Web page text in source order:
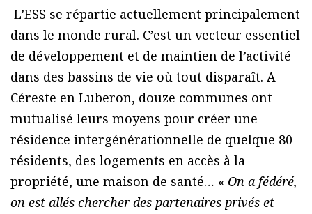
L’ESS se répartie actuellement principalement
dans le monde rural. C’est un vecteur essentiel
de développement et de maintien de l’activité
dans des bassins de vie où tout disparaît. A
Céreste en Luberon, douze communes ont
mutualisé leurs moyens pour créer une
résidence intergénérationnelle de quelque 80
résidents, des logements en accès à la
propriété, une maison de santé… « On a fédéré,
on est allés chercher des partenaires privés et